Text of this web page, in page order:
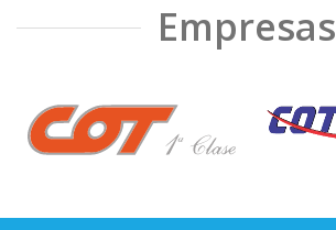
Empresas
❮